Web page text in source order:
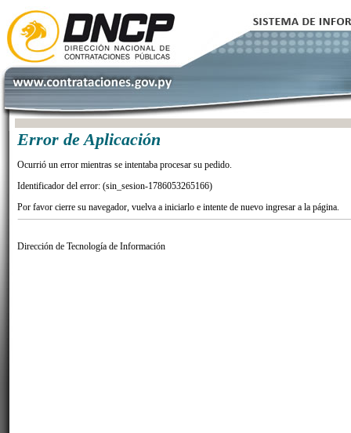
Error de Aplicación
Ocurrió un error mientras se intentaba procesar su pedido.
Identificador del error: (sin_sesion-1786053265166)
Por favor cierre su navegador, vuelva a iniciarlo e intente de nuevo ingresar a la página.
Dirección de Tecnología de Información